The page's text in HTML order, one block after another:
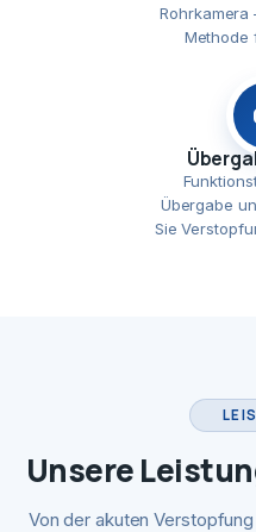
Methode
Übergabe
Sie
Unsere
Von der akuten